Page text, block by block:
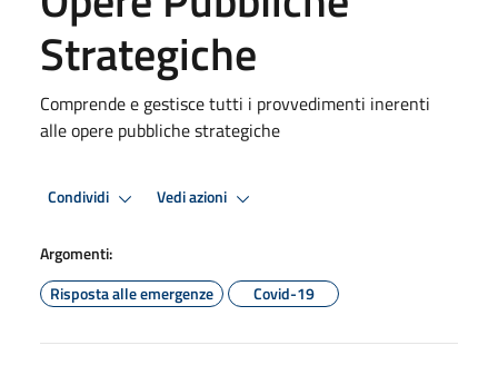
Strategiche
Comprende e gestisce tutti i provvedimenti inerenti
alle opere pubbliche strategiche
Condividi Vedi azioni
Argomenti:
Risposta alle emergenze
Covid-19